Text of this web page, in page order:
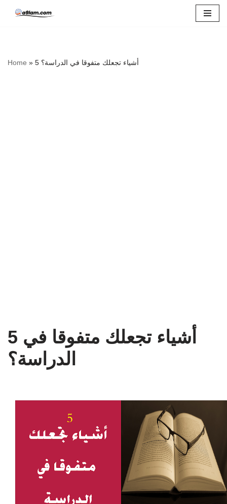
Home » 5 أشياء تجعلك متفوقا في الدراسة؟
5 أشياء تجعلك متفوقا في
الدراسة؟